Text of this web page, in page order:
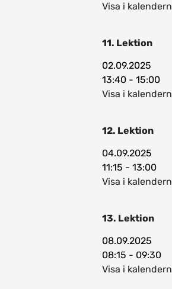
Visa i kalendern
11. Lektion
02.09.2025
13:40 - 15:00
Visa i kalendern
12. Lektion
04.09.2025
11:15 - 13:00
Visa i kalendern
13. Lektion
08.09.2025
08:15 - 09:30
Visa i kalendern